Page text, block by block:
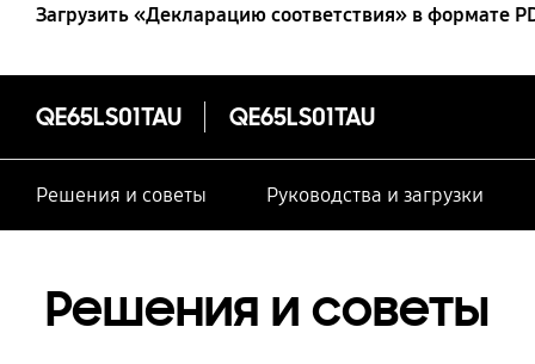
Загрузить «Декларацию соответствия» в формате
QE65LS01TAU QE65LS01TAU
Решения и советы Руководства и загрузки
Решения и советы